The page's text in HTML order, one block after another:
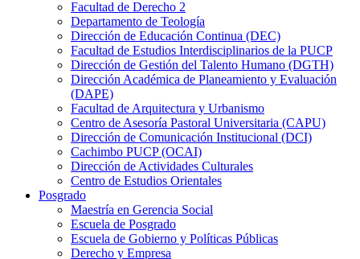
Facultad de Derecho 2
Departamento de Teología
Dirección de Educación Continua (DEC)
Facultad de Estudios Interdisciplinarios de la PUCP
Dirección de Gestión del Talento Humano (DGTH)
Dirección Académica de Planeamiento y Evaluación
(DAPE)
Facultad de Arquitectura y Urbanismo
Centro de Asesoría Pastoral Universitaria (CAPU)
Dirección de Comunicación Institucional (DCI)
Cachimbo PUCP (OCAI)
Dirección de Actividades Culturales
Centro de Estudios Orientales
Posgrado
Maestría en Gerencia Social
Escuela de Posgrado
Escuela de Gobierno y Políticas Públicas
Derecho y Empresa